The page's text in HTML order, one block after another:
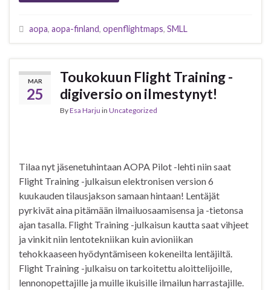
aopa, aopa-finland, openflightmaps, SMLL
MAR
25
Toukokuun Flight Training -
digiversio on ilmestynyt!
ByEsa Harju in Uncategorized
Tilaa nyt jäsenetuhintaan AOPA Pilot -lehti niin saat
Flight Training -julkaisun elektronisen version 6
kuukauden tilausjakson samaan hintaan! Lentäjät
pyrkivät aina pitämään ilmailuosaamisensa ja -tietonsa
ajan tasalla. Flight Training -julkaisun kautta saat vihjeet
ja vinkit niin lentotekniikan kuin avioniikan
tehokkaaseen hyödyntämiseen kokeneilta lentäjiltä.
Flight Training -julkaisu on tarkoitettu aloittelijoille,
lennonopettajille ja muille ikuisille ilmailun harrastajille.